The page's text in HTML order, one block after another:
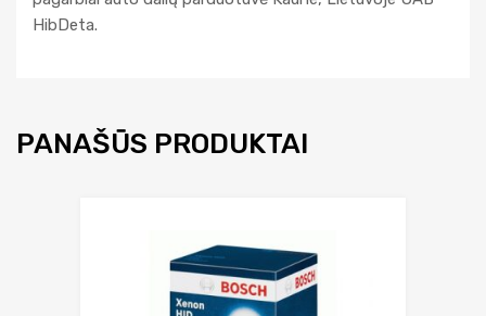
HibDeta.
PANAŠŪS PRODUKTAI